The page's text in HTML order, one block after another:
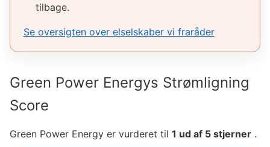
tilbage.
Se oversigten over elselskaber vi fraråder
Green Power Energys Strømligning
Score
Green Power Energy er vurderet til 1 ud af 5 stjerner .